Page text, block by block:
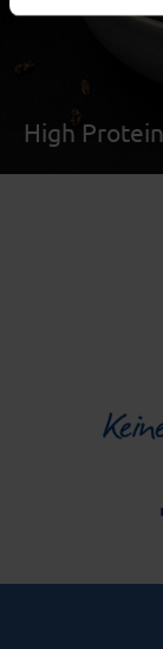
möglich zu
besser
finden Sie in
High